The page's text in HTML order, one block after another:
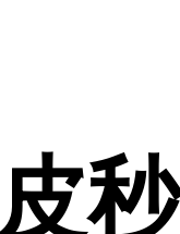
皮
皮